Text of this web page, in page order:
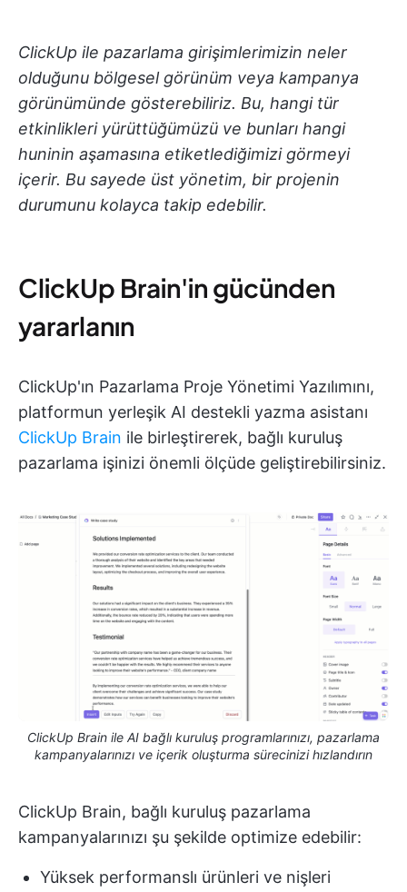
ClickUp ile pazarlama girişimlerimizin neler
olduğunu bölgesel görünüm veya kampanya
görünümünde gösterebiliriz. Bu, hangi tür
etkinlikleri yürüttüğümüzü ve bunları hangi
huninin aşamasına etiketlediğimizi görmeyi
içerir. Bu sayede üst yönetim, bir projenin
durumunu kolayca takip edebilir.
ClickUp Brain'in gücünden
yararlanın
ClickUp'ın Pazarlama Proje Yönetimi Yazılımını,
platformun yerleşik AI destekli yazma asistanı
ClickUp Brain ile birleştirerek, bağlı kuruluş
pazarlama işinizi önemli ölçüde geliştirebilirsiniz.
ClickUp Brain ile AI bağlı kuruluş programlarınızı, pazarlama
kampanyalarınızı ve içerik oluşturma sürecinizi hızlandırın
ClickUp Brain, bağlı kuruluş pazarlama
kampanyalarınızı şu şekilde optimize edebilir:
Yüksek performanslı ürünleri ve nişleri